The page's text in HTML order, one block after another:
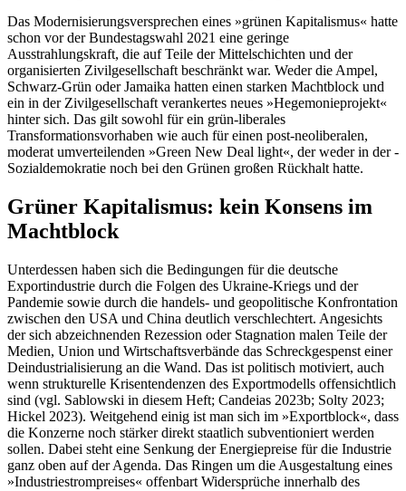
Das Modernisierungsversprechen eines »grünen Kapitalismus« hatte
schon vor der Bundestagswahl 2021 eine geringe
Ausstrahlungskraft, die auf Teile der Mittelschichten und der
organisierten Zivilgesellschaft beschränkt war. Weder die Ampel,
Schwarz-Grün oder Jamaika hatten einen starken Machtblock und
ein in der Zivilgesellschaft verankertes neues »Hegemonieprojekt«
hinter sich. Das gilt sowohl für ein grün-liberales
Transformationsvorhaben wie auch für einen post-neoliberalen,
moderat umverteilenden »Green New Deal light«, der weder in der ­
Sozialdemokratie noch bei den Grünen großen Rückhalt hatte.
Grüner Kapitalismus: kein Konsens im
Machtblock
Unterdessen haben sich die Bedingungen für die deutsche
Exportindustrie durch die Folgen des Ukraine-Kriegs und der
Pandemie sowie durch die handels- und geopolitische Konfrontation
zwischen den USA und China deutlich verschlechtert. Angesichts
der sich abzeichnenden Rezession oder Stagnation malen Teile der
Medien, Union und Wirtschaftsverbände das Schreckgespenst einer
Deindustrialisierung an die Wand. Das ist politisch motiviert, auch
wenn strukturelle Krisentendenzen des Exportmodells offensichtlich
sind (vgl. Sablowski in diesem Heft; Candeias 2023b; Solty 2023;
Hickel 2023). Weitgehend einig ist man sich im »Exportblock«, dass
die Konzerne noch stärker direkt staatlich subventioniert werden
sollen. Dabei steht eine Senkung der Energiepreise für die Industrie
ganz oben auf der Agenda. Das Ringen um die Ausgestaltung eines
»Indus­triestrompreises« offenbart Widersprüche innerhalb des